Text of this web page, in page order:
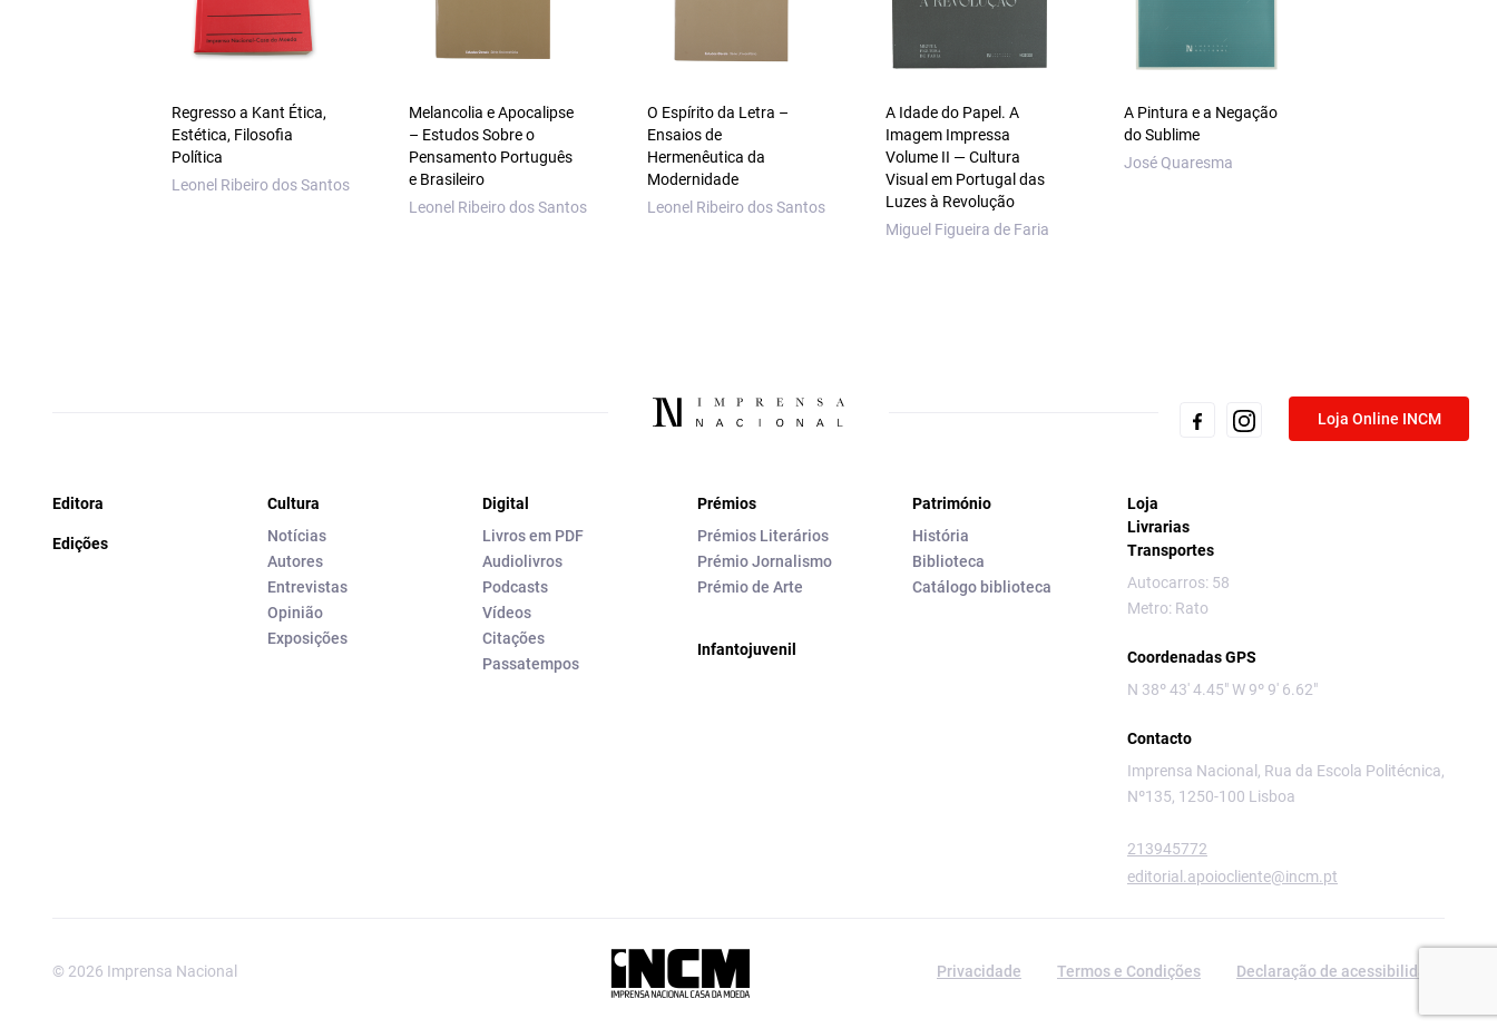
Regresso a Kant Ética,
Estética, Filosofia
Política
Leonel Ribeiro dos Santos
Melancolia e Apocalipse
– Estudos Sobre o
Pensamento Português
e Brasileiro
Leonel Ribeiro dos Santos
O Espírito da Letra –
Ensaios de
Hermenêutica da
Modernidade
Leonel Ribeiro dos Santos
A Idade do Papel. A
Imagem Impressa
Volume II — Cultura
Visual em Portugal das
Luzes à Revolução
Miguel Figueira de Faria
A Pintura e a Negação
do Sublime
José Quaresma
Loja Online INCM
Editora
Edições
Cultura
Notícias
Autores
Entrevistas
Opinião
Exposições
Digital
Livros em PDF
Audiolivros
Podcasts
Vídeos
Citações
Passatempos
Prémios
Prémios Literários
Prémio Jornalismo
Prémio de Arte
Infantojuvenil
Património
História
Biblioteca
Catálogo biblioteca
Loja
Livrarias
Transportes
Autocarros: 58
Metro: Rato
Coordenadas GPS
N 38º 43' 4.45" W 9º 9' 6.62"
Contacto
Imprensa Nacional, Rua da Escola Politécnica,
Nº135, 1250-100 Lisboa
213945772
editorial.apoiocliente@incm.pt
© 2026 Imprensa Nacional Privacidade Termos e Condições Declaração de acessibilidade